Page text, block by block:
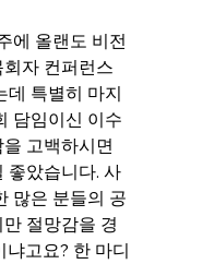
에 올랜도 비전
자 컨퍼런스
데 특별히 마지
담임이신 이수
고백하시면
좋았습니다. 사
많은 분들의 공
절망감을 경
냐고요? 한 마디